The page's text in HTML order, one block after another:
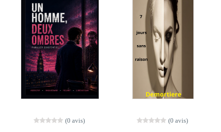
(0 avis) (0 avis)